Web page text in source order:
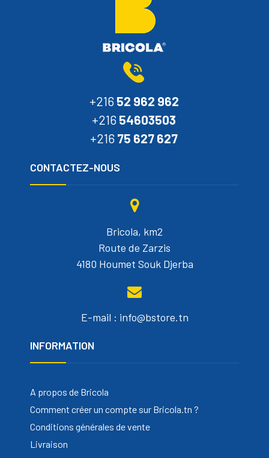
+216 52 962 962
+216 54603503
+216 75 627 627
CONTACTEZ-NOUS
Bricola, km2
Route de Zarzis
4180 Houmet Souk Djerba
E-mail : info@bstore.tn
INFORMATION
A propos de Bricola
Comment créer un compte sur Bricola.tn ?
Conditions générales de vente
Livraison